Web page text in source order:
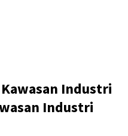
Industri
Industri